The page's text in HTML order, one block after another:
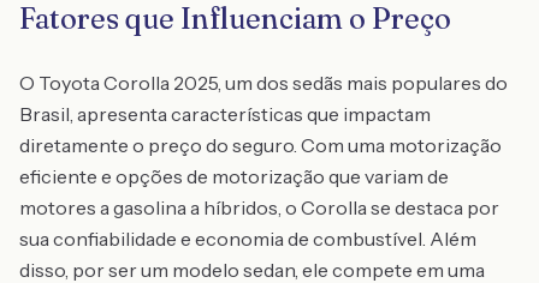
Fatores que Influenciam o Preço
O Toyota Corolla 2025, um dos sedãs mais populares do
Brasil, apresenta características que impactam
diretamente o preço do seguro. Com uma motorização
eficiente e opções de motorização que variam de
motores a gasolina a híbridos, o Corolla se destaca por
sua confiabilidade e economia de combustível. Além
disso, por ser um modelo sedan, ele compete em uma